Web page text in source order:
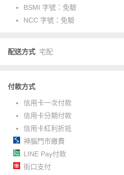
BSMI 字號： 免驗
NCC 字號： 免驗
配送方式 宅配
付款方式
信用卡一次付款
信用卡分期付款
信用卡紅利折抵
神腦門市繳費
LINE Pay付款
街口支付